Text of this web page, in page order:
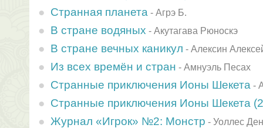
Странная планета - Агрэ Б.
В стране водяных - Акутагава Рюноскэ
В стране вечных каникул - Алексин
Из всех времён и стран - Амнуэль Песах
Странные приключения Ионы Шекета -
Странные приключения Ионы Шекета
Журнал «Игрок» №2: Монстр - Уоллес